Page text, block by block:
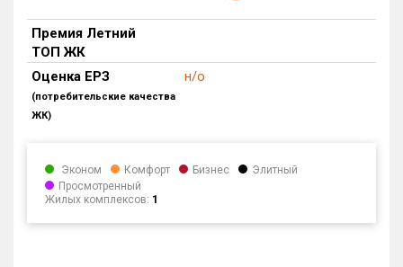
Многоквартирных домов
Блокированных домов
0 из 646
Домов с апартаментами
Поселков таунхаусов
Квартир, апартаментов,
блоков в БД
Премия Летний
ТОП ЖК
Оценка ЕРЗ
(потребительские качества
ЖК)
н/о
Эконом Комфорт Бизнес
Элитный
Просмотренный
Жилых комплексов: 1